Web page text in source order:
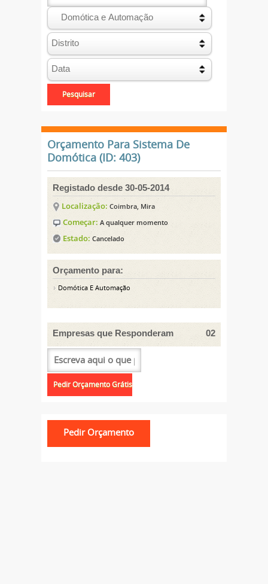
Orçamento Para Sistema De
Domótica (ID: 403)
Registado desde 30-05-2014
Localização: Coimbra, Mira
Começar: A qualquer momento
Estado: Cancelado
Orçamento para:
Domótica E Automação
Empresas que Responderam 02